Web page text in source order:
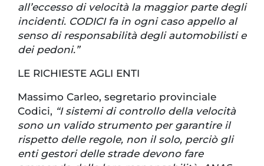
all’eccesso di velocità la maggior parte degli
incidenti. CODICI fa in ogni caso appello al
senso di responsabilità degli automobilisti e
dei pedoni.”
LE RICHIESTE AGLI ENTI
Massimo Carleo, segretario provinciale
Codici, “I sistemi di controllo della velocità
sono un valido strumento per garantire il
rispetto delle regole, non il solo, perciò gli
enti gestori delle strade devono fare